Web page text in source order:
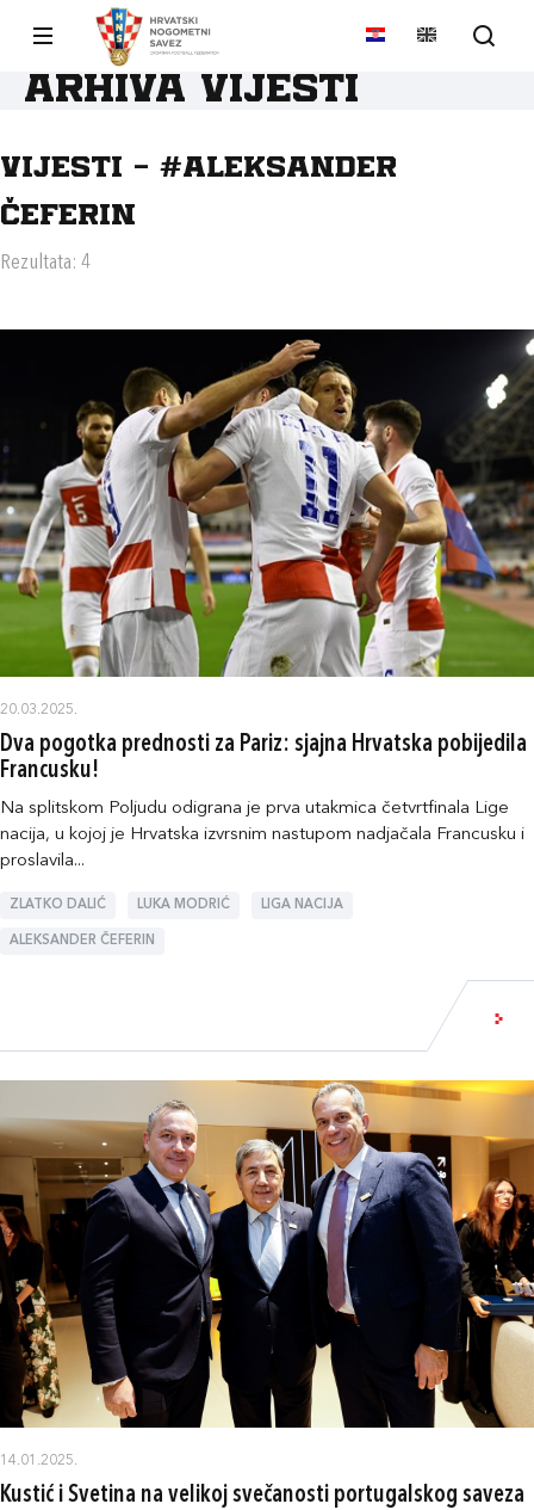
Arhiva vijesti
Vijesti - #ALEKSANDER
ČEFERIN
Rezultata: 4
20.03.2025.
Dva pogotka prednosti za Pariz: sjajna Hrvatska pobijedila
Francusku!
Na splitskom Poljudu odigrana je prva utakmica četvrtfinala Lige
nacija, u kojoj je Hrvatska izvrsnim nastupom nadjačala Francusku i
proslavila...
ZLATKO DALIĆ LUKA MODRIĆ LIGA NACIJA
ALEKSANDER ČEFERIN
14.01.2025.
Kustić i Svetina na velikoj svečanosti portugalskog saveza